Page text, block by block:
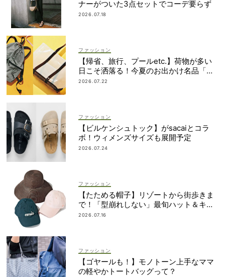
ナーがついた3点セットでコーデ要らず
2026.07.18
ファッション
【帰省、旅行、プールetc.】荷物が多い
日こそ洒落る！今夏のお出かけ名品「ト
ート＆リュック」５選
2026.07.22
ファッション
【ビルケンシュトック】がsacaiとコラ
ボ！ウィメンズサイズも展開予定
2026.07.24
ファッション
【たためる帽子】リゾートから街歩きま
で！「型崩れしない」最旬ハット＆キャ
ップ
2026.07.16
ファッション
【ゴヤールも！】モノトーン上手なママ
の軽やかトートバッグって？